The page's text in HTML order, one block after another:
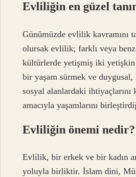
Evliliğin en güzel
Günümüzde evlilik kavramını
olursak evlilik; farklı veya
kültürlerde yetişmiş iki
bir yaşam sürmek ve
sosyal alanlardaki ihtiyaçlarını
amacıyla yaşamlarını
Evliliğin önemi nedir?
Evlilik, bir erkek ve bir kadın
yoluyla birliktir. İslam dini,